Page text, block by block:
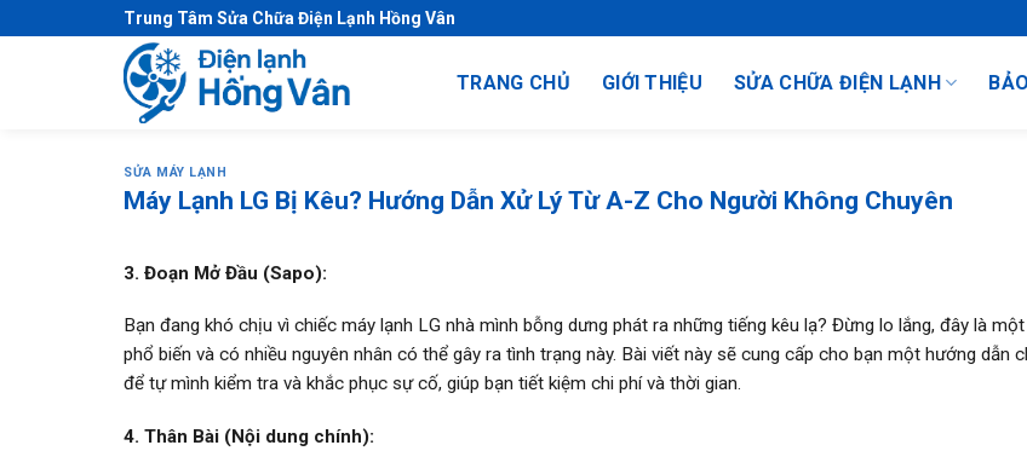
k
Trung Tâm Sửa Chữa Điện Lạnh Hồng Vân
TRANG CHỦ GIỚI THIỆU SỬA CHỮA ĐIỆN LẠNH
SỬA MÁY LẠNH
Máy Lạnh LG Bị Kêu? Hướng Dẫn Xử Lý Từ A-Z Cho Người Không Chuyên
3. Đoạn Mở Đầu (Sapo):
Bạn đang khó chịu vì chiếc máy lạnh LG nhà mình bỗng dưng phát ra những tiếng kêu lạ? Đừng lo lắng, đây là
phổ biến và có nhiều nguyên nhân có thể gây ra tình trạng này. Bài viết này sẽ cung cấp cho bạn một hướng dẫn
để tự mình kiểm tra và khắc phục sự cố, giúp bạn tiết kiệm chi phí và thời gian.
4. Thân Bài (Nội dung chính):